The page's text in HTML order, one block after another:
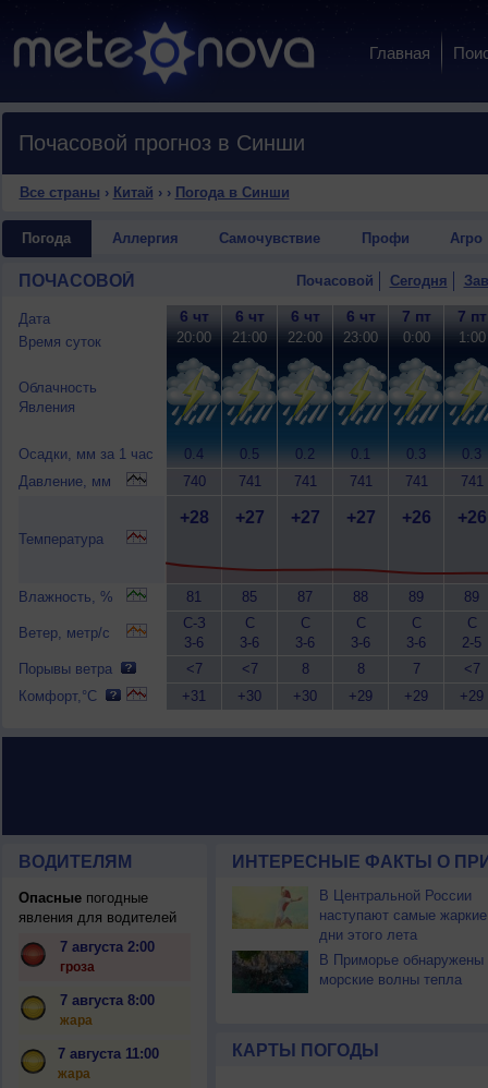
Главная
Почасовой прогноз в Синши
Все страны › Китай › › Погода в Синши
Погода Аллергия Самочувствие Профи Агро
ПОЧАСОВОЙ Почасовой Сегодня
Дата
Время суток
Облачность
Явления
Осадки, мм за 1 час
Давление, мм
Температура
Влажность, %
Ветер, метр/с
Порывы ветра
Комфорт,°C
6 чт
20:00
0.4
740
+28
81
С-З
3-6
<7
+31
6 чт
21:00
0.5
741
+27
85
С
3-6
<7
+30
6 чт
22:00
0.2
741
+27
87
С
3-6
8
+30
6 чт
23:00
0.1
741
+27
88
С
3-6
8
+29
7 пт
0:00
0.3
741
+26
89
С
3-6
7
+29
7 пт
1:00
0.3
741
+26
89
С
2-5
<7
+29
ВОДИТЕЛЯМ
Опасныепогодные
явления для водителей
7 августа 2:00
гроза
7 августа 8:00
жара
7 августа 11:00
жара
ИНТЕРЕСНЫЕ ФАКТЫ О
В Центральной России
наступают самые жаркие
дни этого лета
В Приморье обнаружены
морские волны тепла
КАРТЫ ПОГОДЫ